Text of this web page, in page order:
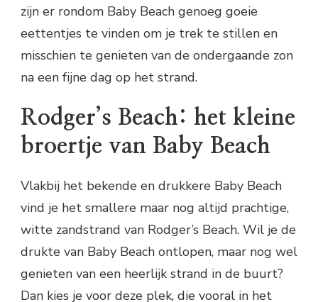
zijn er rondom Baby Beach genoeg goeie
eettentjes te vinden om je trek te stillen en
misschien te genieten van de ondergaande zon
na een fijne dag op het strand.
Rodger’s Beach: het kleine
broertje van Baby Beach
Vlakbij het bekende en drukkere Baby Beach
vind je het smallere maar nog altijd prachtige,
witte zandstrand van Rodger’s Beach. Wil je de
drukte van Baby Beach ontlopen, maar nog wel
genieten van een heerlijk strand in de buurt?
Dan kies je voor deze plek, die vooral in het